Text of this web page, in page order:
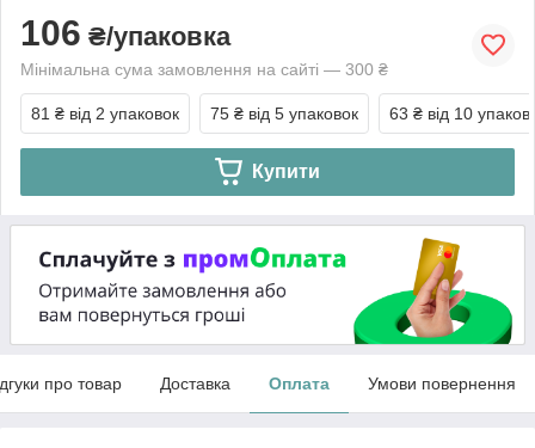
106 ₴/упаковка
Мінімальна сума замовлення на сайті — 300 ₴
81 ₴ від 2 упаковок 75 ₴ від 5 упаковок 63 ₴ від 10
Купити
про товар Доставка Оплата Умови повернення